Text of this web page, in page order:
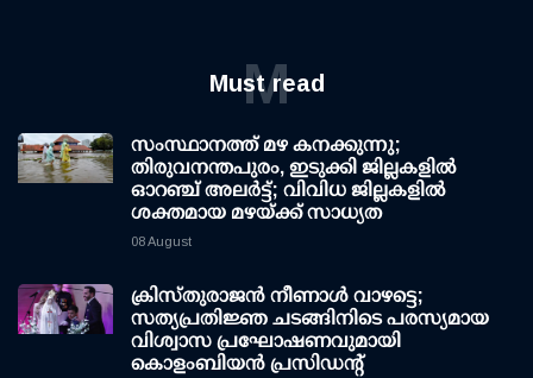
Must read
M
സംസ്ഥാനത്ത് മഴ കനക്കുന്നു;
തിരുവനന്തപുരം, ഇടുക്കി ജില്ലകളിൽ
ഓറഞ്ച് അലർട്ട്; വിവിധ ജില്ലകളിൽ
ശക്തമായ മഴയ്ക്ക് സാധ്യത
08 August
ക്രിസ്തുരാജൻ നീണാൾ വാഴട്ടെ;
സത്യപ്രതിജ്ഞ ചടങ്ങിനിടെ പരസ്യമായ
വിശ്വാസ പ്രഘോഷണവുമായി
കൊളംബിയൻ പ്രസിഡന്റ്